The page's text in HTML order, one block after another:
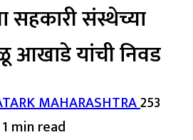
संस्थेच्या
आखाडे यांची निवड
MAHARASHTRA253
1 min read